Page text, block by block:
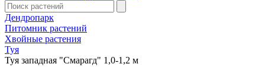
Дендропарк
Питомник растений
Хвойные растения
Туя
Туя западная "Смарагд" 1,0-1,2 м